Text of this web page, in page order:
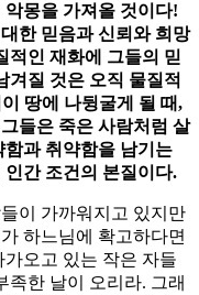
몽을 가져올 것이다!
한 믿음과 신뢰와 희망
적인 재화에 그들의 믿
겨질 것은 오직 물질적
땅에 나뒹굴게 될 때,
들은 죽은 사람처럼 살
과 취약함을 남기는
간 조건의 본질이다.
이 가까워지고 있지만
하느님에 확고하다면
오고 있는 작은 자들
족한 날이 오리라. 그래